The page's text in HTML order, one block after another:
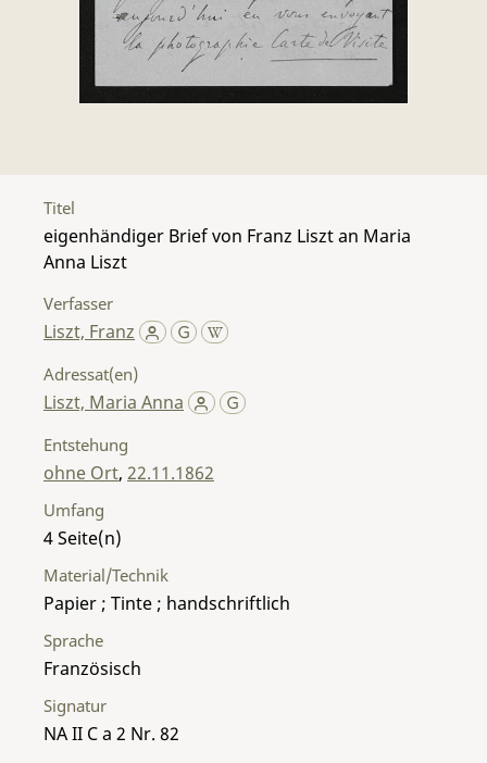
Titel
eigenhändiger Brief von Franz Liszt an Maria
Anna Liszt
Verfasser
Liszt, Franz
Adressat(en)
Liszt, Maria Anna
Entstehung
ohne Ort, 22.11.1862
Umfang
4
Material/Technik
Papier ; Tinte ; handschriftlich
Sprache
Französisch
Signatur
NA II C a 2 Nr. 82